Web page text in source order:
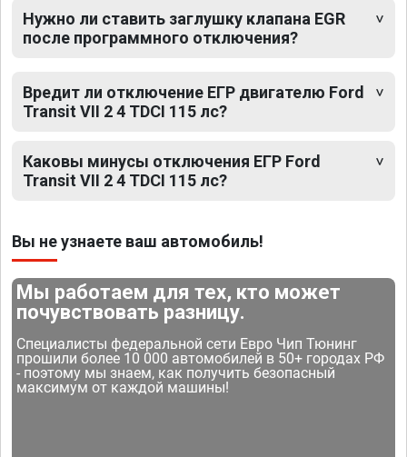
Нужно ли ставить заглушку клапана EGR
после программного отключения?
Вредит ли отключение ЕГР двигателю Ford
Transit VII 2 4 TDCI 115 лс?
Каковы минусы отключения ЕГР Ford
Transit VII 2 4 TDCI 115 лс?
Вы не узнаете ваш автомобиль!
Мы работаем для тех, кто может
почувствовать разницу.
Специалисты федеральной сети Евро Чип Тюнинг
прошили более 10 000 автомобилей в 50+ городах РФ
- поэтому мы знаем, как получить безопасный
максимум от каждой машины!